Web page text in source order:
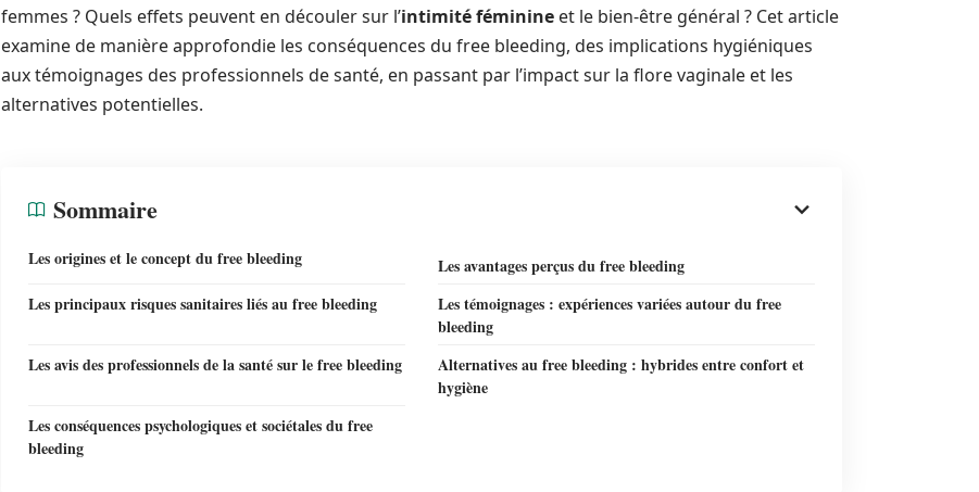
femmes ? Quels effets peuvent en découler sur l’intimité féminine et le bien-être général ? Cet article
examine de manière approfondie les conséquences du free bleeding, des implications hygiéniques
aux témoignages des professionnels de santé, en passant par l’impact sur la flore vaginale et les
alternatives potentielles.
Sommaire
Les origines et le concept du free bleeding
Les avantages perçus du free bleeding
Les principaux risques sanitaires liés au free bleeding
Les témoignages : expériences variées autour du free
bleeding
Les avis des professionnels de la santé sur le free bleeding
Alternatives au free bleeding : hybrides entre confort et
hygiène
Les conséquences psychologiques et sociétales du free
bleeding